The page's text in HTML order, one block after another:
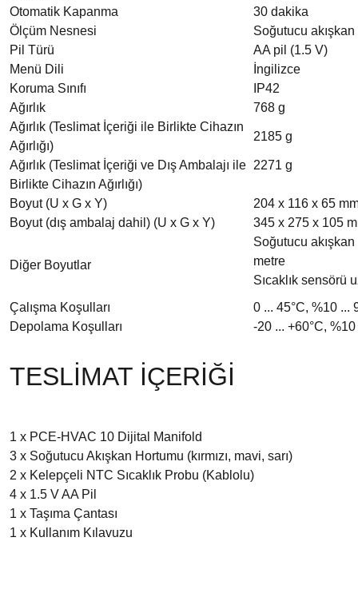
Otomatik Kapanma
30 dakika
Ölçüm Nesnesi
Soğutucu akışkan
Pil Türü
AA pil (1.5 V)
Menü Dili
İngilizce
Koruma Sınıfı
IP42
Ağırlık
768 g
Ağırlık (Teslimat İçeriği ile Birlikte Cihazın
Ağırlığı)
2185 g
Ağırlık (Teslimat İçeriği ve Dış Ambalajı ile
Birlikte Cihazın Ağırlığı)
2271 g
Boyut (U x G x Y)
204 x 116 x 65
Boyut (dış ambalaj dahil) (U x G x Y)
345 x 275 x 105
Diğer Boyutlar
Soğutucu
metre
Sıcaklık sensörü
Çalışma Koşulları
0 ... 45°C, %10 ...
Depolama Koşulları
-20 ... +60°C,
TESLİMAT İÇERİĞİ
1 x PCE-HVAC 10 Dijital Manifold
3 x Soğutucu Akışkan Hortumu (kırmızı, mavi, sarı)
2 x Kelepçeli NTC Sıcaklık Probu (Kablolu)
4 x 1.5 V AA Pil
1 x Taşıma Çantası
1 x Kullanım Kılavuzu